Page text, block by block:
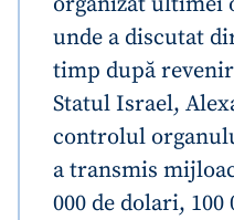
unde a discutat
timp după
Statul Israel,
controlul
a transmis
000 de dolari,